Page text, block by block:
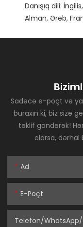
Danışıq dili:
Sadəcə e-poçt və
buraxın ki, biz sizə
təklif göndərək! Hər
olarsa, dərhal
Ad
E-Poçt
Telefon/